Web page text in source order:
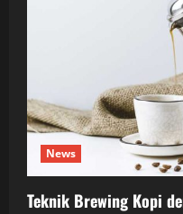
News
Teknik Brewing Kopi